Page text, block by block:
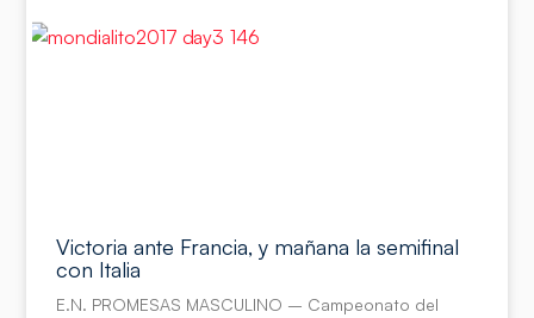
Victoria ante Francia, y mañana la semifinal
con Italia
E.N. PROMESAS MASCULINO – Campeonato del